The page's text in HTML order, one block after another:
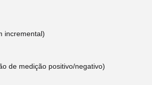
incremental)
de medição positivo/negativo)